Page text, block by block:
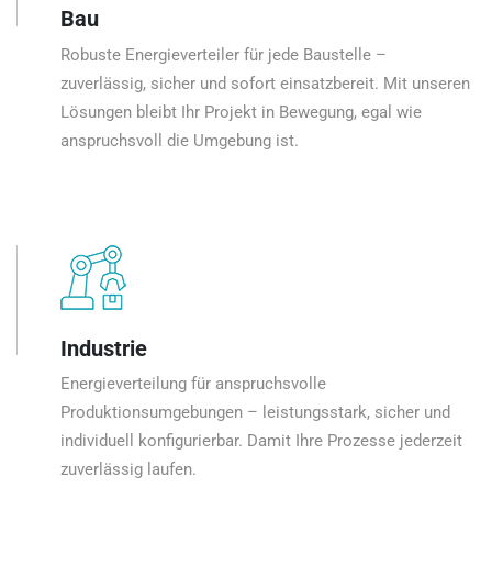
Bau
Robuste Energieverteiler für jede Baustelle –
zuverlässig, sicher und sofort einsatzbereit. Mit unseren
Lösungen bleibt Ihr Projekt in Bewegung, egal wie
anspruchsvoll die Umgebung ist.
Industrie
Energieverteilung für anspruchsvolle
Produktionsumgebungen – leistungsstark, sicher und
individuell konfigurierbar. Damit Ihre Prozesse jederzeit
zuverlässig laufen.